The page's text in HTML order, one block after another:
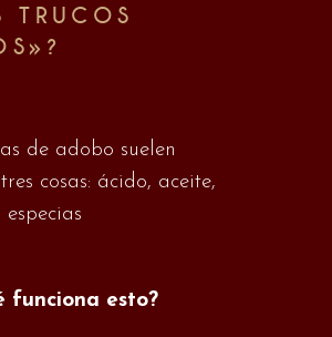
TRUCOS
de adobo suelen
cosas: ácido, aceite,
funciona esto?